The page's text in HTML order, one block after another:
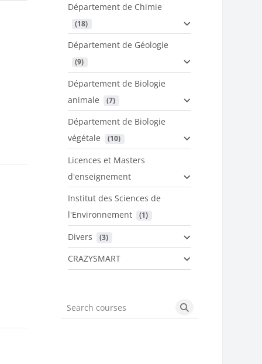
Département de Chimie
(18)
Département de Géologie
(9)
Département de Biologie
animale
(7)
Département de Biologie
végétale
(10)
Licences et Masters
d'enseignement
Institut des Sciences de
l'Environnement
(1)
Divers (3)
CRAZYSMART
Search courses Search courses